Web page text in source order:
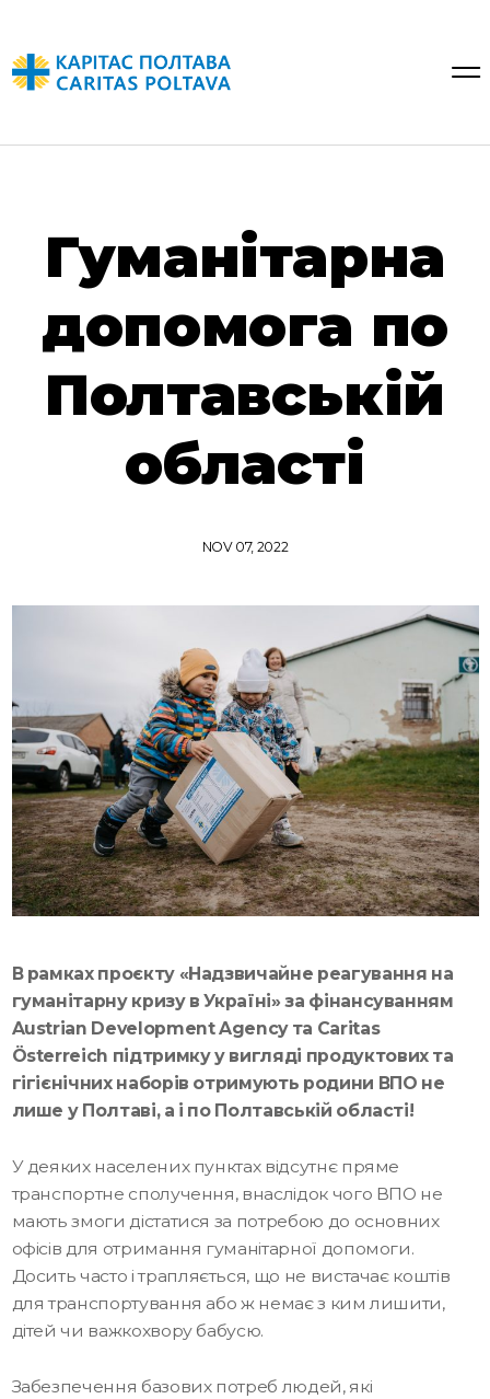
Гуманітарна
допомога по
Полтавській
області
NOV 07, 2022
В рамках проєкту «Надзвичайне реагування на
гуманітарну кризу в Україні» за фінансуванням
Austrian Development Agencyта Caritas
Österreich підтримку у вигляді продуктових та
гігієнічних наборів отримують родини ВПО не
лише у Полтаві, а і по Полтавській області!
У деяких населених пунктах відсутнє пряме
транспортне сполучення, внаслідок чого ВПО не
мають змоги дістатися за потребою до основних
офісів для отримання гуманітарної допомоги.
Досить часто і трапляється, що не вистачає коштів
для транспортування або ж немає з ким лишити,
дітей чи важкохвору бабусю.
Забезпечення базових потреб людей, які